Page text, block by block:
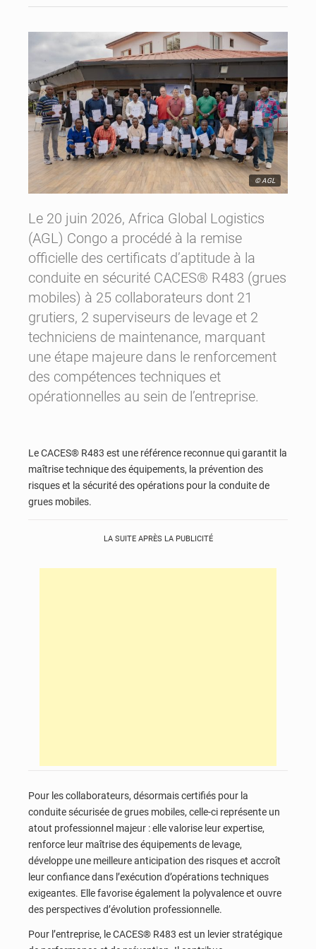
© AGL
Le 20 juin 2026, Africa Global Logistics
(AGL) Congo a procédé à la remise
officielle des certificats d’aptitude à la
conduite en sécurité CACES® R483 (grues
mobiles) à 25 collaborateurs dont 21
grutiers, 2 superviseurs de levage et 2
techniciens de maintenance, marquant
une étape majeure dans le renforcement
des compétences techniques et
opérationnelles au sein de l’entreprise.
Le CACES® R483 est une référence reconnue qui garantit la
maîtrise technique des équipements, la prévention des
risques et la sécurité des opérations pour la conduite de
grues mobiles.
LA SUITE APRÈS LA PUBLICITÉ
Pour les collaborateurs, désormais certifiés pour la
conduite sécurisée de grues mobiles, celle-ci représente un
atout professionnel majeur : elle valorise leur expertise,
renforce leur maîtrise des équipements de levage,
développe une meilleure anticipation des risques et accroît
leur confiance dans l’exécution d’opérations techniques
exigeantes. Elle favorise également la polyvalence et ouvre
des perspectives d’évolution professionnelle.
Pour l’entreprise, le CACES® R483 est un levier stratégique